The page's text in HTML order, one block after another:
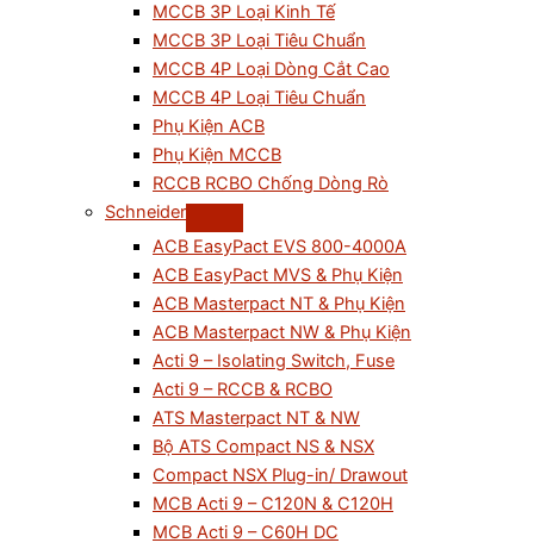
MCCB 3P Loại Kinh Tế
MCCB 3P Loại Tiêu Chuẩn
MCCB 4P Loại Dòng Cắt Cao
MCCB 4P Loại Tiêu Chuẩn
Phụ Kiện ACB
Phụ Kiện MCCB
RCCB RCBO Chống Dòng Rò
Schneider
ACB EasyPact EVS 800-4000A
ACB EasyPact MVS & Phụ Kiện
ACB Masterpact NT & Phụ Kiện
ACB Masterpact NW & Phụ Kiện
Acti 9 – Isolating Switch, Fuse
Acti 9 – RCCB & RCBO
ATS Masterpact NT & NW
Bộ ATS Compact NS & NSX
Compact NSX Plug-in/ Drawout
MCB Acti 9 – C120N & C120H
MCB Acti 9 – C60H DC